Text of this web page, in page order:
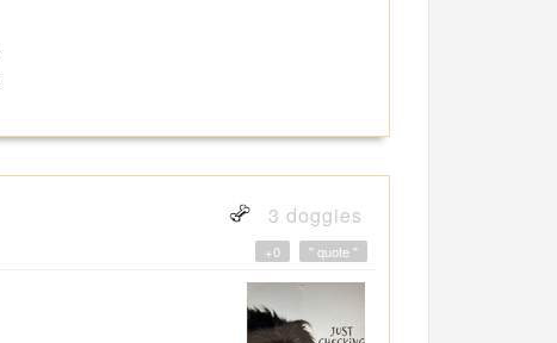
3 doggies
" quote "
+0